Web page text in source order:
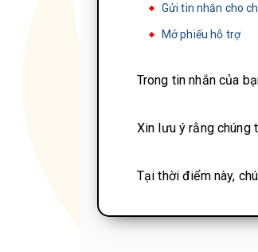
Gửi tin nhắn cho
Mở phiếu hỗ trợ
Trong tin nhắn của
Xin lưu ý rằng chúng
Tại thời điểm này,